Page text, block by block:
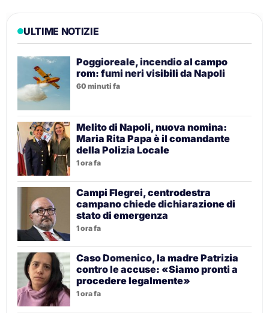
ULTIME NOTIZIE
Poggioreale, incendio al campo
rom: fumi neri visibili da Napoli
60 minuti fa
Melito di Napoli, nuova nomina:
Maria Rita Papa è il comandante
della Polizia Locale
1 ora fa
Campi Flegrei, centrodestra
campano chiede dichiarazione di
stato di emergenza
1 ora fa
Caso Domenico, la madre Patrizia
contro le accuse: «Siamo pronti a
procedere legalmente»
1 ora fa